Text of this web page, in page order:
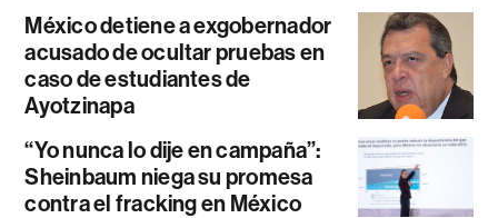
México detiene a exgobernador
acusado de ocultar pruebas en
caso de estudiantes de
Ayotzinapa
“Yo nunca lo dije en campaña”:
Sheinbaum niega su promesa
contra el fracking en México